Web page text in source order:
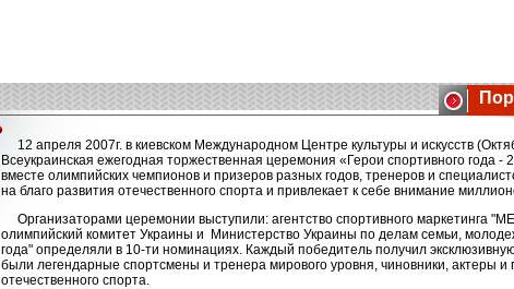
12 апреля 2007г. в киевском Международном Центре культуры и искусств
Всеукраинская ежегодная торжественная церемония «Герои спортивного года -
вместе олимпийских чемпионов и призеров разных годов, тренеров и
на благо развития отечественного спорта и привлекает к себе внимание
Организаторами церемонии выступили: агентство спортивного маркетинга
олимпийский комитет Украины и Министерство Украины по делам семьи,
года" определяли в 10-ти номинациях. Каждый победитель получил эксклюзивную
были легендарные спортсмены и тренера мирового уровня, чиновники, актеры и
отечественного спорта.